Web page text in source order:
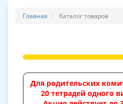
Главная Каталог товаров
Для родительских
20 тетрадей одного